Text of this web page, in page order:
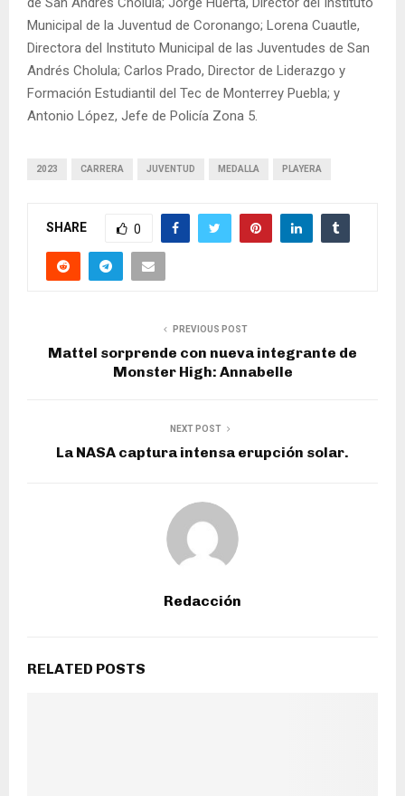
Municipal de la Juventud de Coronango; Lorena Cuautle,
Directora del Instituto Municipal de las Juventudes de San
Andrés Cholula; Carlos Prado, Director de Liderazgo y
Formación Estudiantil del Tec de Monterrey Puebla; y
Antonio López, Jefe de Policía Zona 5.
2023 CARRERA JUVENTUD MEDALLA PLAYERA
SHARE 0
PREVIOUS POST
Mattel sorprende con nueva integrante de
Monster High: Annabelle
NEXT POST
La NASA captura intensa erupción solar.
Redacción
RELATED POSTS